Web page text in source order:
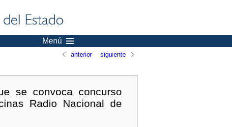
Menú
anterior siguiente
se convoca concurso
Radio Nacional de